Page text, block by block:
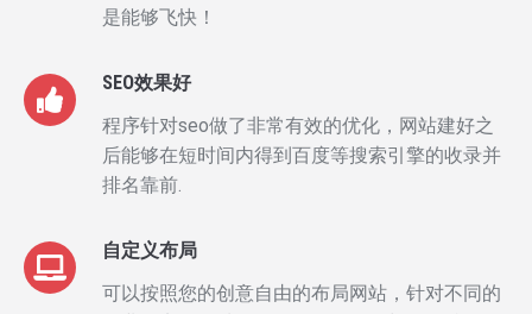
是能够飞快！
SEO效果好
程序针对seo做了非常有效的优化，网站建好之
后能够在短时间内得到百度等搜索引擎的收录并
排名靠前.
自定义布局
可以按照您的创意自由的布局网站，针对不同的